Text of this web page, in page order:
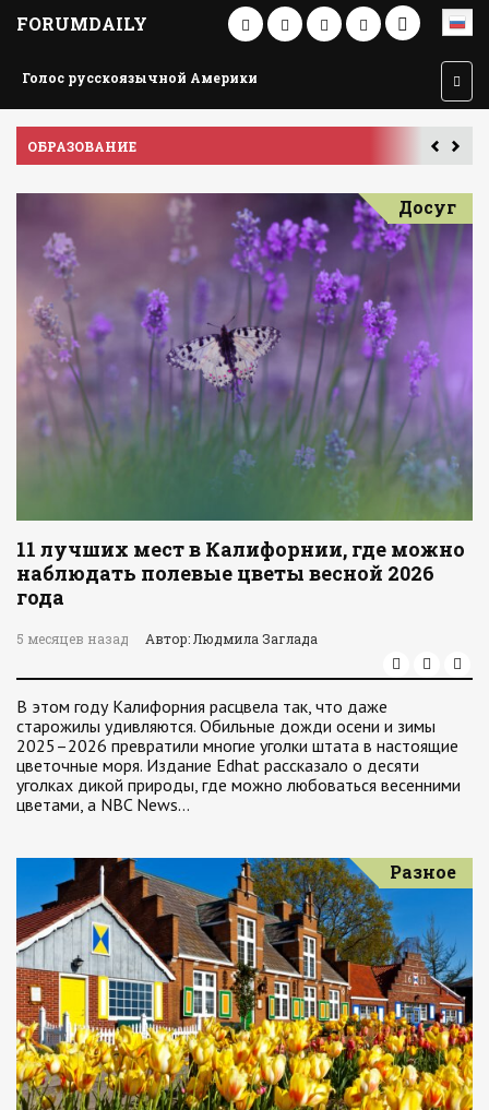
FORUMDAILY
Голос русскоязычной Америки
ПУТЕШЕСТВИЕ ПО АМЕРИКЕ
Досуг
11 лучших мест в Калифорнии, где можно
наблюдать полевые цветы весной 2026
года
5 месяцев назад Автор: Людмила Заглада
В этом году Калифорния расцвела так, что даже
старожилы удивляются. Обильные дожди осени и зимы
2025–2026 превратили многие уголки штата в настоящие
цветочные моря. Издание Edhat рассказало о десяти
уголках дикой природы, где можно любоваться весенними
цветами, а NBC News…
Разное